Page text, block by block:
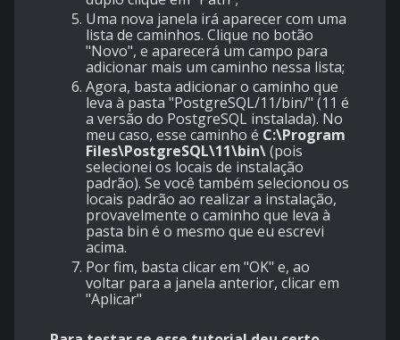
Uma nova janela irá aparecer com uma
lista de caminhos. Clique no botão
"Novo", e aparecerá um campo para
adicionar mais um caminho nessa lista;
Agora, basta adicionar o caminho que
leva à pasta "PostgreSQL/11/bin/" (11 é
a versão do PostgreSQL instalada). No
meu caso, esse caminho é C:\Program
Files\PostgreSQL\11\bin\(pois
selecionei os locais de instalação
padrão). Se você também selecionou os
locais padrão ao realizar a instalação,
provavelmente o caminho que leva à
pasta bin é o mesmo que eu escrevi
acima.
Por fim, basta clicar em "OK" e, ao
voltar para a janela anterior, clicar em
"Aplicar"